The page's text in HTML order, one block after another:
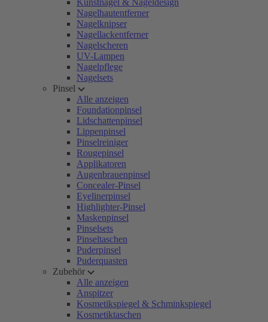
Kunstnägel & Nageldesign
Nagelhautentferner
Nagelknipser
Nagellackentferner
Nagelscheren
UV-Lampen
Nagelpflege
Nagelsets
Pinsel
Alle anzeigen
Foundationpinsel
Lidschattenpinsel
Lippenpinsel
Pinselreiniger
Rougepinsel
Applikatoren
Augenbrauenpinsel
Concealer-Pinsel
Eyelinerpinsel
Highlighter-Pinsel
Maskenpinsel
Pinselsets
Pinseltaschen
Puderpinsel
Puderquasten
Zubehör
Alle anzeigen
Anspitzer
Kosmetikspiegel & Schminkspiegel
Kosmetiktaschen